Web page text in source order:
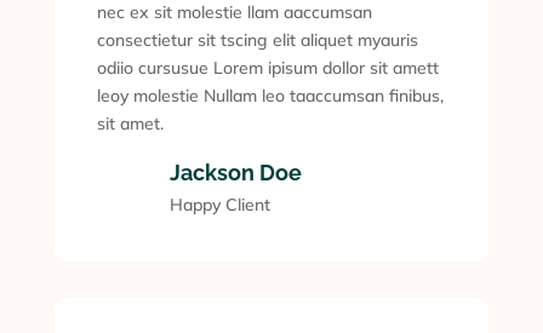
nec ex sit molestie llam aaccumsan
consectietur sit tscing elit aliquet myauris
odiio cursusue Lorem ipisum dollor sit amett
leoy molestie Nullam leo taaccumsan finibus,
sit amet.
Jackson Doe
Happy Client